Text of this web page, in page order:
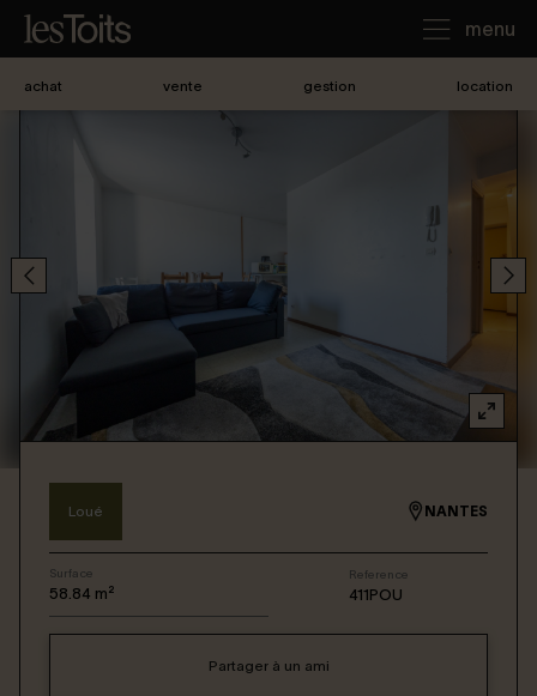
menu
Je vends
Notre agence
Connexion / Inscription
achat vente gestion location
Loué NANTES
Surface
58.84 m²
Reference
411POU
Partager à un ami